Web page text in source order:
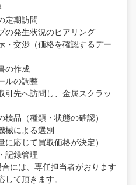
定期訪問
の発生状況のヒアリング
・交渉（価格を確認するデー
の作成
ルの調整
引先へ訪問し、金属スクラッ
検品（種類・状態の確認）
械による選別
に応じて買取価格が決定）
記録管理
には、専任担当者がおります
て頂きます。